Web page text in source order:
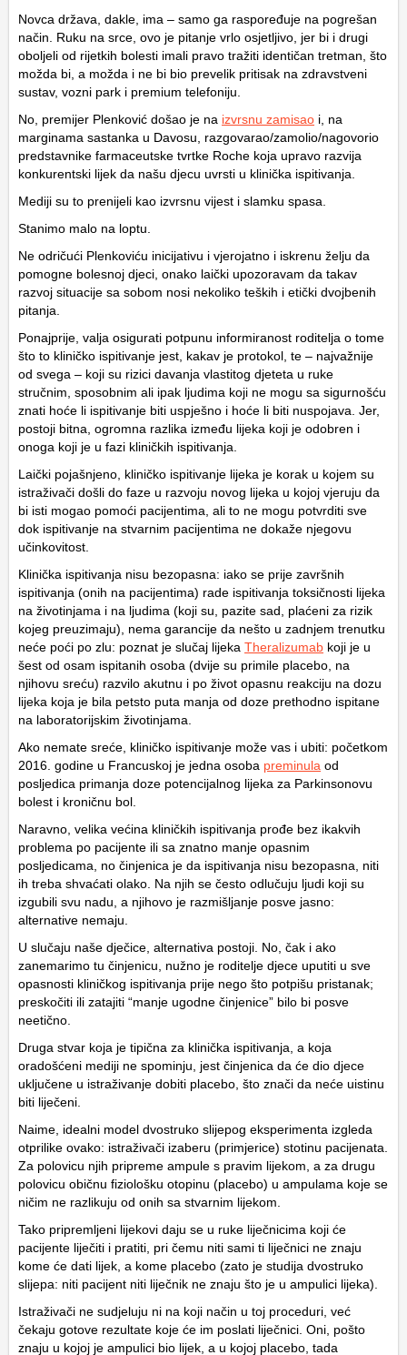
Novca država, dakle, ima – samo ga raspoređuje na pogrešan
način. Ruku na srce, ovo je pitanje vrlo osjetljivo, jer bi i drugi
oboljeli od rijetkih bolesti imali pravo tražiti identičan tretman, što
možda bi, a možda i ne bi bio prevelik pritisak na zdravstveni
sustav, vozni park i premium telefoniju.
No, premijer Plenković došao je na izvrsnu zamisao i, na
marginama sastanka u Davosu, razgovarao/zamolio/nagovorio
predstavnike farmaceutske tvrtke Roche koja upravo razvija
konkurentski lijek da našu djecu uvrsti u klinička ispitivanja.
Mediji su to prenijeli kao izvrsnu vijest i slamku spasa.
Stanimo malo na loptu.
Ne odričući Plenkoviću inicijativu i vjerojatno i iskrenu želju da
pomogne bolesnoj djeci, onako laički upozoravam da takav
razvoj situacije sa sobom nosi nekoliko teških i etički dvojbenih
pitanja.
Ponajprije, valja osigurati potpunu informiranost roditelja o tome
što to kliničko ispitivanje jest, kakav je protokol, te – najvažnije
od svega – koji su rizici davanja vlastitog djeteta u ruke
stručnim, sposobnim ali ipak ljudima koji ne mogu sa sigurnošću
znati hoće li ispitivanje biti uspješno i hoće li biti nuspojava. Jer,
postoji bitna, ogromna razlika između lijeka koji je odobren i
onoga koji je u fazi kliničkih ispitivanja.
Laički pojašnjeno, kliničko ispitivanje lijeka je korak u kojem su
istraživači došli do faze u razvoju novog lijeka u kojoj vjeruju da
bi isti mogao pomoći pacijentima, ali to ne mogu potvrditi sve
dok ispitivanje na stvarnim pacijentima ne dokaže njegovu
učinkovitost.
Klinička ispitivanja nisu bezopasna: iako se prije završnih
ispitivanja (onih na pacijentima) rade ispitivanja toksičnosti lijeka
na životinjama i na ljudima (koji su, pazite sad, plaćeni za rizik
kojeg preuzimaju), nema garancije da nešto u zadnjem trenutku
neće poći po zlu: poznat je slučaj lijeka Theralizumab koji je u
šest od osam ispitanih osoba (dvije su primile placebo, na
njihovu sreću) razvilo akutnu i po život opasnu reakciju na dozu
lijeka koja je bila petsto puta manja od doze prethodno ispitane
na laboratorijskim životinjama.
Ako nemate sreće, kliničko ispitivanje može vas i ubiti: početkom
2016. godine u Francuskoj je jedna osoba preminula od
posljedica primanja doze potencijalnog lijeka za Parkinsonovu
bolest i kroničnu bol.
Naravno, velika većina kliničkih ispitivanja prođe bez ikakvih
problema po pacijente ili sa znatno manje opasnim
posljedicama, no činjenica je da ispitivanja nisu bezopasna, niti
ih treba shvaćati olako. Na njih se često odlučuju ljudi koji su
izgubili svu nadu, a njihovo je razmišljanje posve jasno:
alternative nemaju.
U slučaju naše dječice, alternativa postoji. No, čak i ako
zanemarimo tu činjenicu, nužno je roditelje djece uputiti u sve
opasnosti kliničkog ispitivanja prije nego što potpišu pristanak;
preskočiti ili zatajiti “manje ugodne činjenice” bilo bi posve
neetično.
Druga stvar koja je tipična za klinička ispitivanja, a koja
oradošćeni mediji ne spominju, jest činjenica da će dio djece
uključene u istraživanje dobiti placebo, što znači da neće uistinu
biti liječeni.
Naime, idealni model dvostruko slijepog eksperimenta izgleda
otprilike ovako: istraživači izaberu (primjerice) stotinu pacijenata.
Za polovicu njih pripreme ampule s pravim lijekom, a za drugu
polovicu običnu fiziološku otopinu (placebo) u ampulama koje se
ničim ne razlikuju od onih sa stvarnim lijekom.
Tako pripremljeni lijekovi daju se u ruke liječnicima koji će
pacijente liječiti i pratiti, pri čemu niti sami ti liječnici ne znaju
kome će dati lijek, a kome placebo (zato je studija dvostruko
slijepa: niti pacijent niti liječnik ne znaju što je u ampulici lijeka).
Istraživači ne sudjeluju ni na koji način u toj proceduri, već
čekaju gotove rezultate koje će im poslati liječnici. Oni, pošto
znaju u kojoj je ampulici bio lijek, a u kojoj placebo, tada